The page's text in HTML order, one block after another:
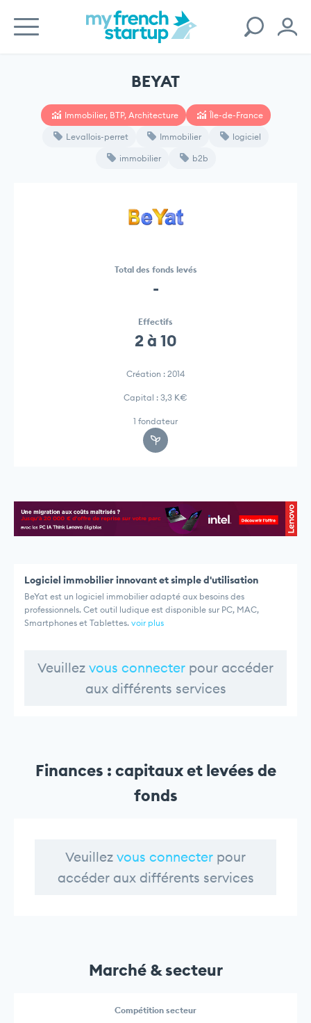
BEYAT
Immobilier, BTP, Architecture Île-de-France
Levallois-perret Immobilier logiciel
immobilier b2b
Total des fonds levés
-
Effectifs
2 à 10
Création : 2014
Capital : 3,3 K€
1 fondateur
Logiciel immobilier innovant et simple d'utilisation
BeYat est un logiciel immobilier adapté aux besoins des
professionnels. Cet outil ludique est disponible sur PC, MAC,
Smartphones et Tablettes. voir plus
Veuillez vous connecter pour accéder
aux différents services
Finances : capitaux et levées de
fonds
Veuillez vous connecter pour
accéder aux différents services
Marché & secteur
Compétition secteur